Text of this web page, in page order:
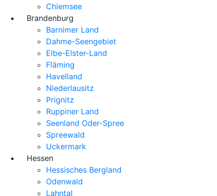
Chiemsee
Brandenburg
Barnimer Land
Dahme-Seengebiet
Elbe-Elster-Land
Fläming
Havelland
Niederlausitz
Prignitz
Ruppiner Land
Seenland Oder-Spree
Spreewald
Uckermark
Hessen
Hessisches Bergland
Odenwald
Lahntal